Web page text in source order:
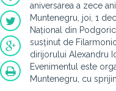
aniversarea a zece
Muntenegru, joi, 1
Național din
susținut de
dirijorului Alexandru
Evenimentul este
Muntenegru, cu